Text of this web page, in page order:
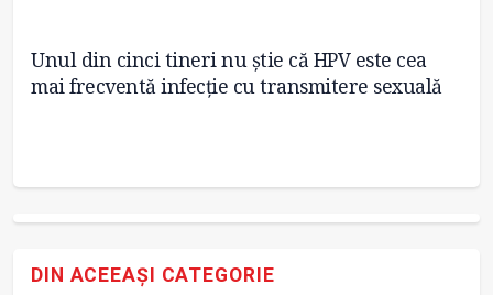
Unul din cinci tineri nu știe că HPV este cea
mai frecventă infecție cu transmitere sexuală
DIN ACEEAȘI CATEGORIE